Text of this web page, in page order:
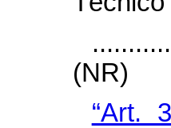
(NR)
“Art.